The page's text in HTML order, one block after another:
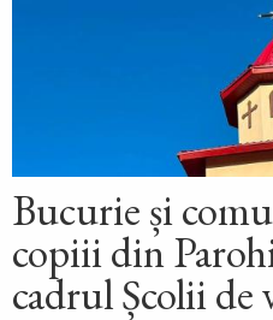
Bucurie și
copiii din
cadrul Școlii de